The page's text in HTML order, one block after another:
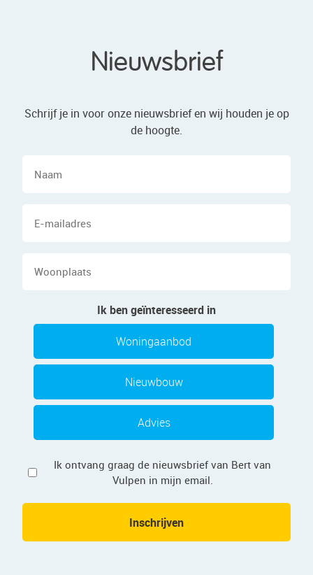
Nieuwsbrief
Schrijf je in voor onze nieuwsbrief en wij houden je op
de hoogte.
Ik ben geïnteresseerd in
Woningaanbod
Nieuwbouw
Advies
Privacy
Ik ontvang graag de nieuwsbrief van Bert van
Vulpen in mijn email.
Inschrijven